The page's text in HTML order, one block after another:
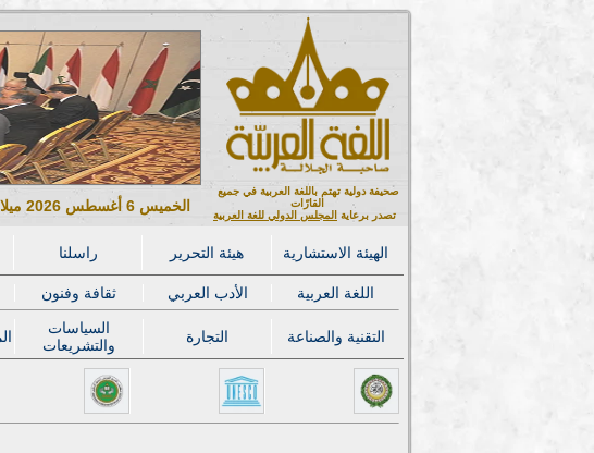
صحيفة دولية تهتم باللغة العربية في جميع
القارّات
تصدر برعاية
المجلس الدولي للغة العربية
راسلنا هيئة التحرير الهيئة الاستشارية
ثقافة وفنون الأدب العربي
اللغة العربية
السياسات
والتشريعات
التجارة التقنية والصناعة